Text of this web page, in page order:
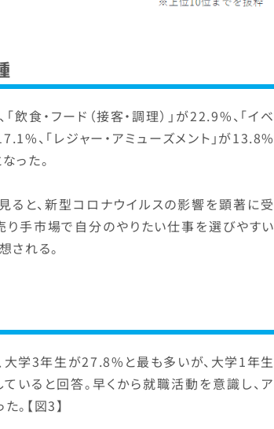
食・フード（接客・調理）」が22.9%、「イベ
、「レジャー・アミューズメント」が13.8%
った。
ると、新型コロナウイルスの影響を顕著に受
り手市場で自分のやりたい仕事を選びやすい
される。
大学3年生が27.8%と最も多いが、大学1年生
いると回答。早くから就職活動を意識し、ア
。【図3】